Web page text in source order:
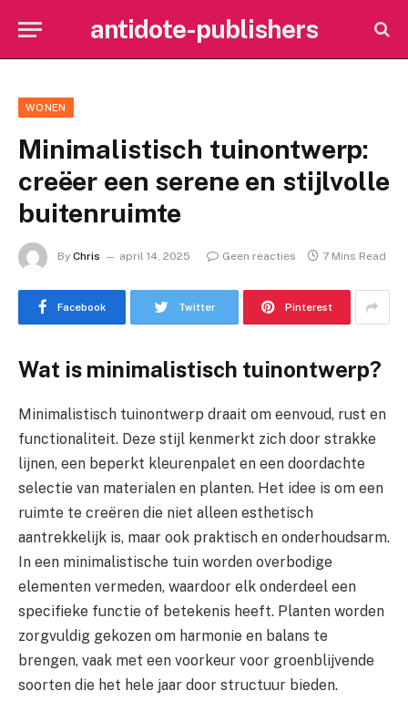
antidote-publishers
WONEN
Minimalistisch tuinontwerp:
creëer een serene en stijlvolle
buitenruimte
By Chris april 14, 2025 Geen reacties 7 Mins Read
Facebook Twitter Pinterest
Wat is minimalistisch tuinontwerp?
Minimalistisch tuinontwerp draait om eenvoud, rust en
functionaliteit. Deze stijl kenmerkt zich door strakke
lijnen, een beperkt kleurenpalet en een doordachte
selectie van materialen en planten. Het idee is om een
ruimte te creëren die niet alleen esthetisch
aantrekkelijk is, maar ook praktisch en onderhoudsarm.
In een minimalistische tuin worden overbodige
elementen vermeden, waardoor elk onderdeel een
specifieke functie of betekenis heeft. Planten worden
zorgvuldig gekozen om harmonie en balans te
brengen, vaak met een voorkeur voor groenblijvende
soorten die het hele jaar door structuur bieden.